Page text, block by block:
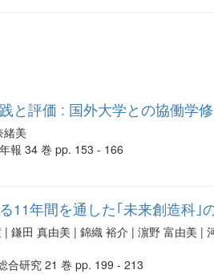
と評価 : 国外大学との協働学
緒美
報 34 巻 pp. 153 - 166
11年間を通した｢未来創造科｣
| 鎌田 真由美 | 錦織 裕介 | 濵野 富由美 |
合研究 21 巻 pp. 199 - 213